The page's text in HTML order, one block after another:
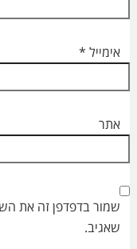
אימייל *
אתר
שמור בדפדפן זה את
שאגיב.